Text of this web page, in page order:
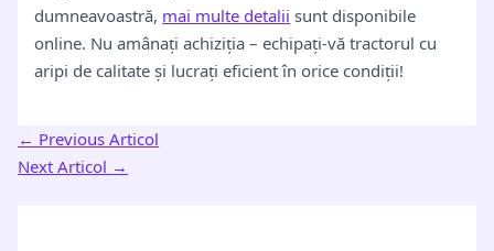
dumneavoastră, mai multe detalii sunt disponibile
online. Nu amânați achiziția – echipați-vă tractorul cu
aripi de calitate și lucrați eficient în orice condiții!
← Previous Articol
Next Articol →